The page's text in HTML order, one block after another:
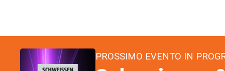
PROSSIMO EVENTO IN